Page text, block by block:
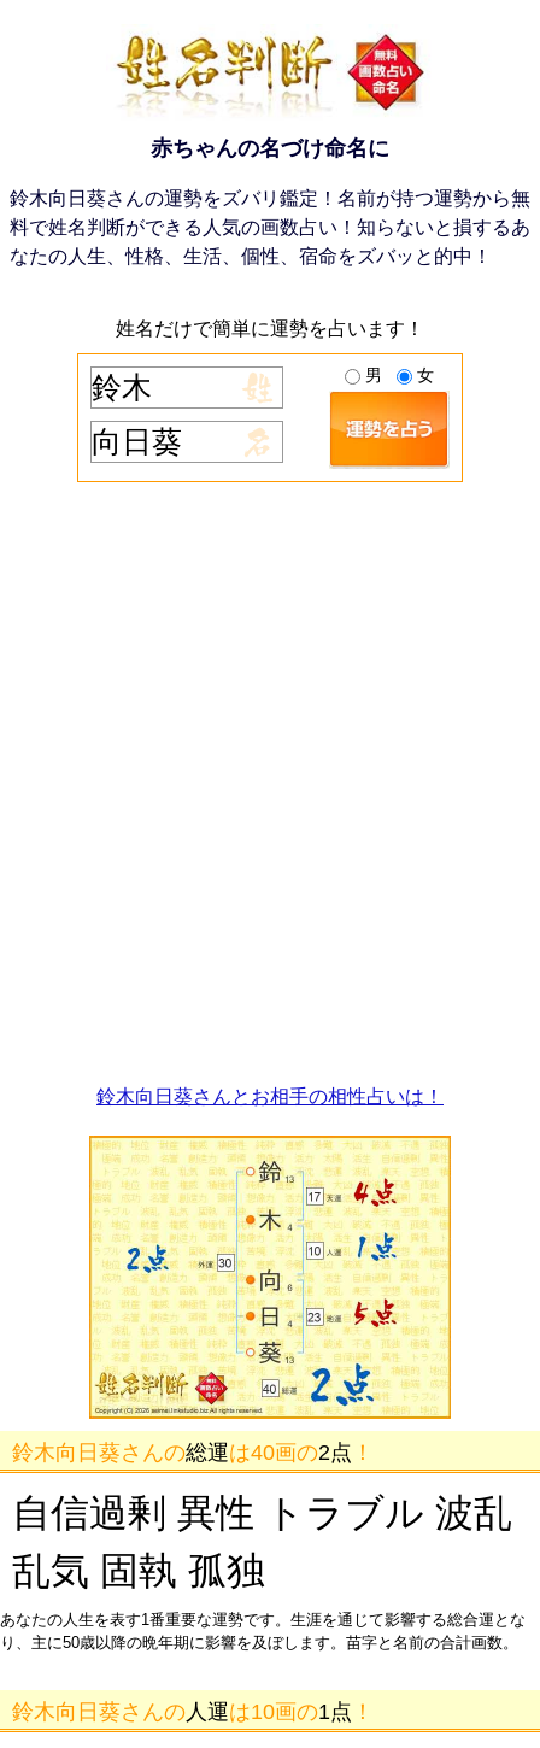
赤ちゃんの名づけ命名に
鈴木向日葵さんの運勢をズバリ鑑定！名前が持つ運勢から無
料で姓名判断ができる人気の画数占い！知らないと損するあ
なたの人生、性格、生活、個性、宿命をズバッと的中！
姓名だけで簡単に運勢を占います！
男 女
鈴木向日葵さんとお相手の相性占いは！
鈴木向日葵さんの総運は40画の2点 ！
自信過剰 異性 トラブル 波乱
乱気 固執 孤独
あなたの人生を表す1番重要な運勢です。生涯を通じて影響する総合運とな
り、主に50歳以降の晩年期に影響を及ぼします。苗字と名前の合計画数。
鈴木向日葵さんの 人運は10画の1点 ！